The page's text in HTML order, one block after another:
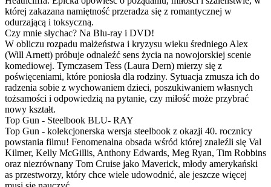
której zakazana namiętność przeradza się z romantycznej w
odurzającą i toksyczną.
Czy mnie słychac? Na Blu-ray i DVD!
W obliczu rozpadu małżeństwa i kryzysu wieku średniego Alex
(Will Arnett) próbuje odnaleźć sens życia na nowojorskiej scenie
komediowej. Tymczasem Tess (Laura Dern) mierzy się z
poświęceniami, które poniosła dla rodziny. Sytuacja zmusza ich do
radzenia sobie z wychowaniem dzieci, poszukiwaniem własnych
tożsamości i odpowiedzią na pytanie, czy miłość może przybrać
nowy kształt.
Top Gun - Steelbook BLU- RAY
Top Gun - kolekcjonerska wersja steelbook z okazji 40. rocznicy
powstania filmu! Fenomenalna obsada wśród której znaleźli się Val
Kilmer, Kelly McGillis, Anthony Edwards, Meg Ryan, Tim Robbins
oraz niezrównany Tom Cruise jako Maverick, młody amerykański
as przestworzy, który chce wiele udowodnić, ale jeszcze więcej